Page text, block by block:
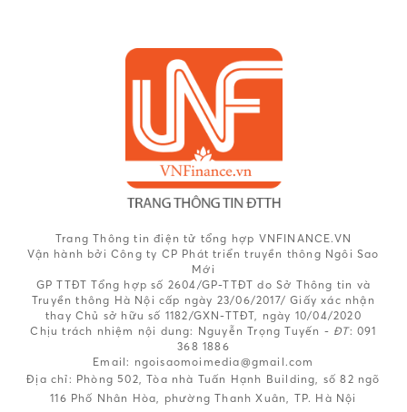
Trang Thông tin điện tử tổng hợp VNFINANCE.VN
Vận hành bởi Công ty CP Phát triển truyền thông Ngôi Sao
Mới
GP TTĐT Tổng hợp số 2604/GP-TTĐT do Sở Thông tin và
Truyền thông Hà Nội cấp ngày 23/06/2017/ Giấy xác nhận
thay Chủ sở hữu số 1182/GXN-TTĐT, ngày 10/04/2020
Chịu trách nhiệm nội dung: Nguyễn Trọng Tuyến - ĐT: 091
368 1886
Email: ngoisaomoimedia@gmail.com
Địa chỉ: Phòng 502, Tòa nhà Tuấn Hạnh Building, số 82 ngõ
116 Phố Nhân Hòa, phường Thanh Xuân, TP. Hà Nội